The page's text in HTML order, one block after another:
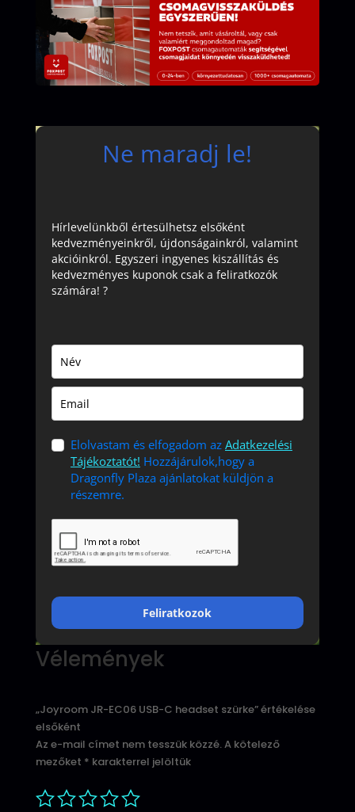
Ne maradj le!
Hírlevelünkből értesülhetsz elsőként
kedvezményeinkről, újdonságainkról, valamint
akcióinkról. Egyszeri ingyenes kiszállítás és
kedvezményes kuponok csak a feliratkozók
számára! ?
Elolvastam és elfogadom az Adatkezelési
Tájékoztatót! Hozzájárulok,hogy a
Dragonfly Plaza ajánlatokat küldjön a
részemre.
Feliratkozok
Vélemények
„Joyroom JR-EC06 USB-C headset szürke” értékelése
elsőként
Az e-mail címet nem tesszük közzé.A kötelező
mezőket * karakterrel jelöltük